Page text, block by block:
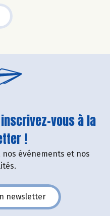
vous à la
!
événements et nos
newsletter